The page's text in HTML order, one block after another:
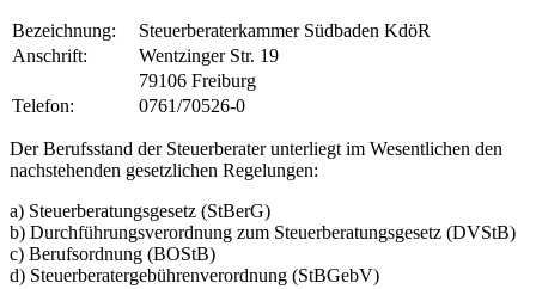
Bezeichnung:
Steuerberaterkammer Südbaden KdöR
Anschrift:
Wentzinger Str. 19
79106 Freiburg
Telefon:
0761/70526-0
Der Berufsstand der Steuerberater unterliegt im Wesentlichen den
nachstehenden gesetzlichen Regelungen:
a) Steuerberatungsgesetz (StBerG)
b) Durchführungsverordnung zum Steuerberatungsgesetz (DVStB)
c) Berufsordnung (BOStB)
d) Steuerberatergebührenverordnung (StBGebV)